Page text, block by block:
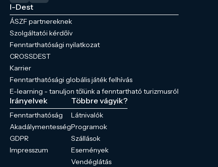
I-Dest
ÁSZF partnereknek
Szolgáltatói kérdőív
Fenntarthatósági nyilatkozat
CROSSDEST
Karrier
Fenntarthatósági globális játék felhívás
E-learning - tanuljon tőlünk a fenntartható turizmusról
Irányelvek
Fenntarthatóság
Akadálymentesség
GDPR
Impresszum
Többre vágyik?
Látnivalók
Programok
Szállások
Események
Vendéglátás